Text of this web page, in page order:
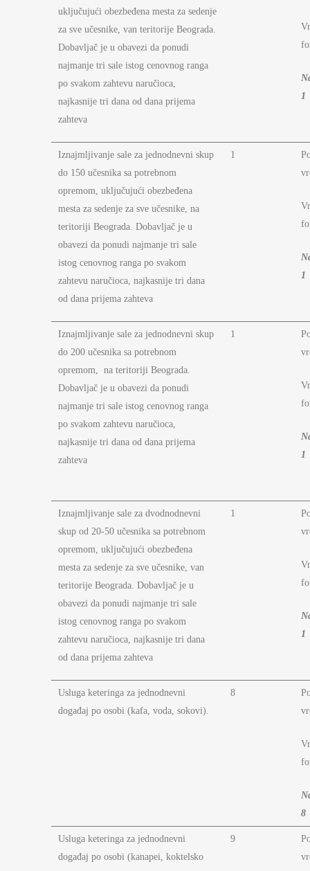
uključujući obezbeđena mesta za sedenje
za sve učesnike, van teritorije Beograda.
Dobavljač je u obavezi da ponudi
najmanje tri sale istog cenovnog ranga
po svakom zahtevu naručioca,
najkasnije tri dana od dana prijema
zahteva
1
Iznajmljivanje sale za jednodnevni skup
do 150 učesnika sa potrebnom
opremom, uključujući obezbeđena
mesta za sedenje za sve učesnike, na
teritoriji Beograda. Dobavljač je u
obavezi da ponudi najmanje tri sale
istog cenovnog ranga po svakom
zahtevu naručioca, najkasnije tri dana
od dana prijema zahteva
1
1
Iznajmljivanje sale za jednodnevni skup
do 200 učesnika sa potrebnom
opremom, na teritoriji Beograda.
Dobavljač je u obavezi da ponudi
najmanje tri sale istog cenovnog ranga
po svakom zahtevu naručioca,
najkasnije tri dana od dana prijema
zahteva
1
1
Iznajmljivanje sale za dvodnodnevni
skup od 20-50 učesnika sa potrebnom
opremom, uključujući obezbeđena
mesta za sedenje za sve učesnike, van
teritorije Beograda. Dobavljač je u
obavezi da ponudi najmanje tri sale
istog cenovnog ranga po svakom
zahtevu naručioca, najkasnije tri dana
od dana prijema zahteva
1
1
Usluga keteringa za jednodnevni
događaj po osobi (kafa, voda, sokovi).
8
8
Usluga keteringa za jednodnevni
događaj po osobi (kanapei, koktelsko
9